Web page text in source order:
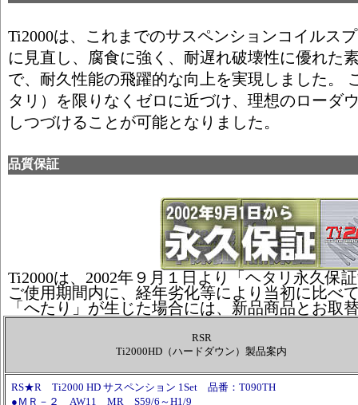
Ti2000は、これまでのサスペンションコイルス
に見直し、腐食に強く、耐遅れ破壊性に優れた
で、耐久性能の飛躍的な向上を実現しました。
タリ）を限りなくゼロに近づけ、理想のローダ
しつづけることが可能となりました。
品質保証
Ti2000は、2002年９月１日より「ヘタリ永久保
ご使用期間内に、経年劣化等により当初に比べ
「へたり」が生じた場合には、新品商品とお取
RSR
Ti2000HD（ハードダウン）製品案内
RS★R Ti2000 HD サスペンション 1Set 品番：T090TH
●ＭＲ－２ AW11 MR S59/6～H1/9